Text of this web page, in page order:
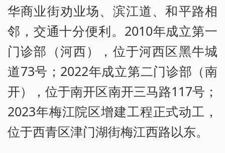
华商业街劝业场、滨江道、和平路相
邻，交通十分便利。2010年成立第一
门诊部（河西），位于河西区黑牛城
道73号；2022年成立第二门诊部（南
开），位于南开区南开三马路117号；
2023年梅江院区增建工程正式动工，
位于西青区津门湖街梅江西路以东。